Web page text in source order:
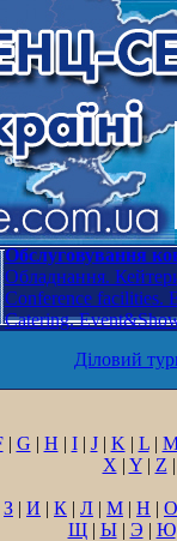
Обслуговування
Обладнання.
Conference facilities.
Catering.
Діловий
| G | H | I| J| K | L|
X | Y| Z |
З | И | К | Л | М | Н | О
Щ| Ы| Э | Ю